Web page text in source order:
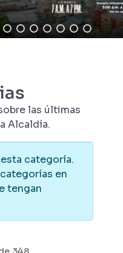
las últimas
Alcaldía.
categoría.
en
tengan